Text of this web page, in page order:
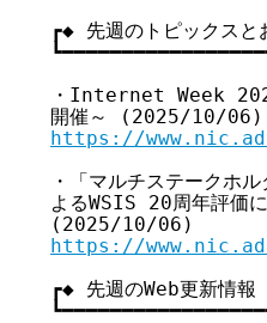
┏◆ 先週のトピックス
・Internet Week
https://
・「マルチステークホ
よるWSIS 20周年評価
https://
┏◆ 先週のWeb更新情報